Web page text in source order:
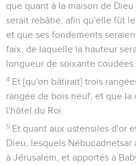
que quant à la maison de
serait rebâtie, afin qu'elle fût
et que ses fondements
faix, de laquelle la hauteur
longueur de soixante coudées.
4 Et [qu'on bâtirait] trois
rangée de bois neuf, et que
l'hôtel du Roi.
5 Et quant aux ustensiles d'or
Dieu, lesquels
à Jérusalem, et apportés à